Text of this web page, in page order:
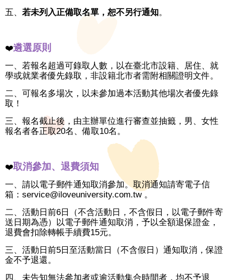
五、 若未列入正備取名單，恕不另行通知。
❤️遴選原則
一、若報名超過可錄取人數，以在臺北市設籍、居住、就
學或就業者優先錄取，非設籍北市者需附相關證明文件。
二、可報名多場次，以未參加過本活動其他場次者優先錄
取！
三、報名截止後，由主辦單位進行審查並抽籤，男、女性
報名者各正取20名、備取10名。
❤️取消參加、退費須知
一、請以電子郵件通知取消參加。取消通知請寄電子信
箱：service@iloveuniversity.com.tw 。
二、活動日前6日（不含活動日，不含假日，以電子郵件寄
送日期為憑）以電子郵件通知取消，予以全額退保證金，
退費會扣除轉帳手續費15元。
三、活動日前5日至活動當日（不含假日）通知取消，保證
金不予退還。
四、未告知無法參加者或逾活動集合時間者，均不予退